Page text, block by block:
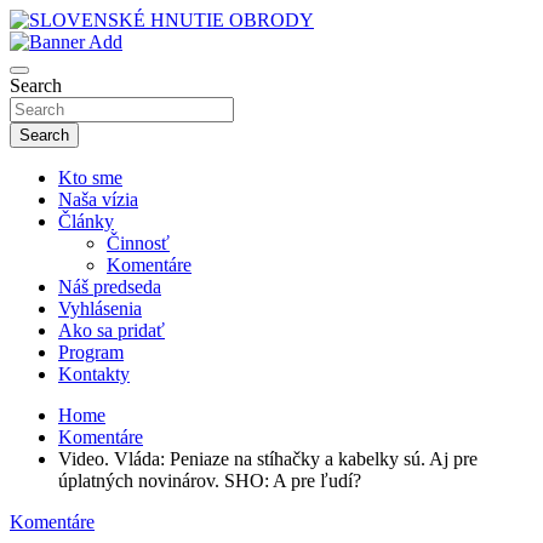
Skip
to
content
SLOVENSKÉ HNUTIE OBRODY
Search
Search
Kto sme
Naša vízia
Články
Činnosť
Komentáre
Náš predseda
Vyhlásenia
Ako sa pridať
Program
Kontakty
Home
Komentáre
Video. Vláda: Peniaze na stíhačky a kabelky sú. Aj pre
úplatných novinárov. SHO: A pre ľudí?
Komentáre